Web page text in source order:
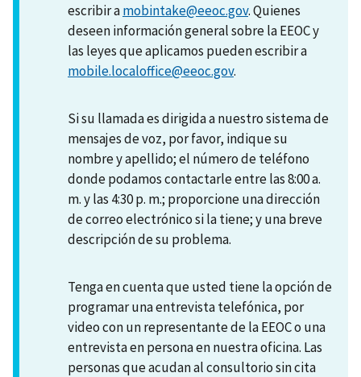
escribir amobintake@eeoc.gov. Quienes
deseen información general sobre la EEOC y
las leyes que aplicamos pueden escribir a
mobile.localoffice@eeoc.gov.
Si su llamada es dirigida a nuestro sistema de
mensajes de voz, por favor, indique su
nombre y apellido; el número de teléfono
donde podamos contactarle entre las 8:00 a.
m. y las 4:30 p. m.; proporcione una dirección
de correo electrónico si la tiene; y una breve
descripción de su problema.
Tenga en cuenta que usted tiene la opción de
programar una entrevista telefónica, por
video con un representante de la EEOC o una
entrevista en persona en nuestra oficina. Las
personas que acudan al consultorio sin cita